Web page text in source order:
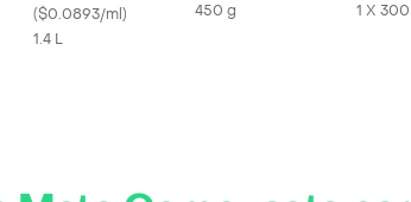
($0.0893/ml)
1.4 L
450 g
1 X